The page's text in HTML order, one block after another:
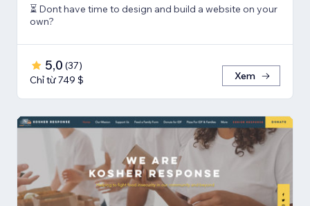
⏳ Dont have time to design and build a website on your
own?
5,0 (37)
Chỉ từ 749 $
Xem